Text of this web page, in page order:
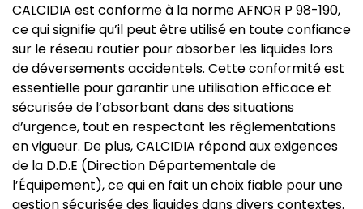
CALCIDIA est conforme à la norme AFNOR P 98-190,
ce qui signifie qu’il peut être utilisé en toute confiance
sur le réseau routier pour absorber les liquides lors
de déversements accidentels. Cette conformité est
essentielle pour garantir une utilisation efficace et
sécurisée de l’absorbant dans des situations
d’urgence, tout en respectant les réglementations
en vigueur. De plus, CALCIDIA répond aux exigences
de la D.D.E (Direction Départementale de
l’Équipement), ce qui en fait un choix fiable pour une
gestion sécurisée des liquides dans divers contextes.